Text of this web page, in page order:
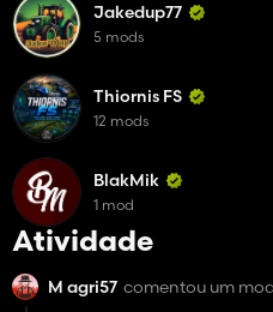
Atividade
M agri57 comentou um mod
Jakedup77
5 mods
Thiornis FS
12 mods
BlakMik
1 mod